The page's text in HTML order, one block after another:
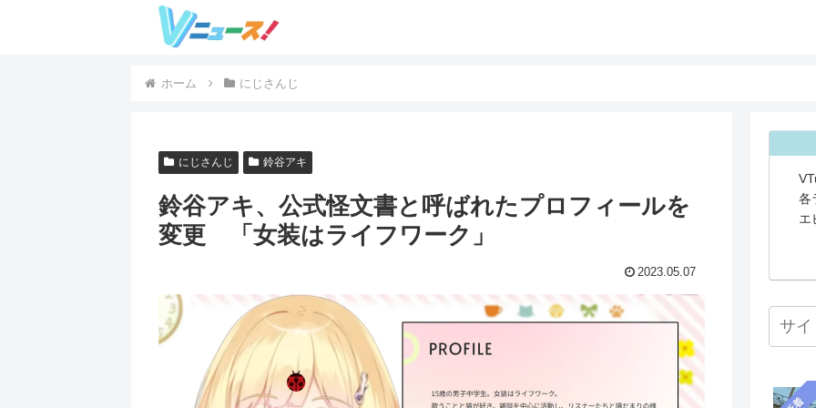
ホーム にじさんじ
にじさんじ 鈴谷アキ
鈴谷アキ、公式怪文書と呼ばれたプロフィールを
変更 「女装はライフワーク」
2023.05.07
各
エ